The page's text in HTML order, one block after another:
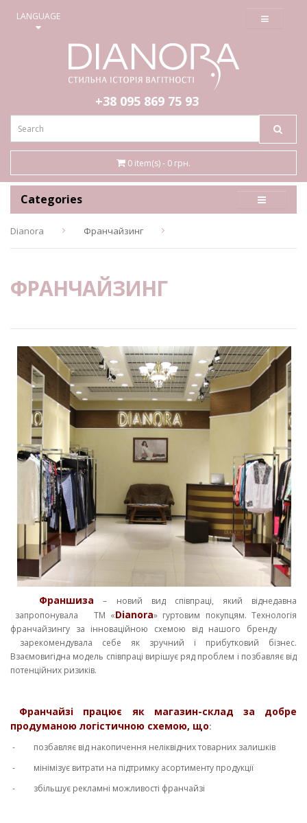
LANGUAGE ≡
+38 095 869 75 93
0 item(s) - 0 грн.
Categories
Dianora Франчайзинг
ФРАНЧАЙЗИНГ
Франшиза – новий вид співпраці, який віднедавна
запропонувала ТМ «Dianora» гуртовим покупцям. Технологія
франчайзингу за інноваційною схемою від нашого бренду
зарекомендувала себе як зручний і прибутковий бізнес.
Взаємовигідна модель співпраці вирішує ряд проблем і позбавляє від
потенційних ризиків.
Франчайзі працює як магазин-склад за добре
продуманою логістичною схемою, що:
- позбавляє від накопичення неліквідних товарних залишків
- мінімізує витрати на підтримку асортименту продукції
- збільшує рекламні можливості франчайзі